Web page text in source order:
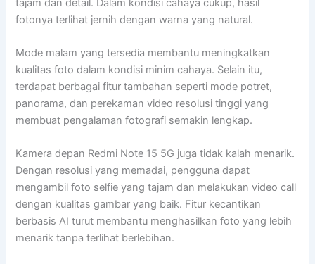
tajam dan detail. Dalam kondisi cahaya cukup, hasil
fotonya terlihat jernih dengan warna yang natural.
Mode malam yang tersedia membantu meningkatkan
kualitas foto dalam kondisi minim cahaya. Selain itu,
terdapat berbagai fitur tambahan seperti mode potret,
panorama, dan perekaman video resolusi tinggi yang
membuat pengalaman fotografi semakin lengkap.
Kamera depan Redmi Note 15 5G juga tidak kalah menarik.
Dengan resolusi yang memadai, pengguna dapat
mengambil foto selfie yang tajam dan melakukan video call
dengan kualitas gambar yang baik. Fitur kecantikan
berbasis AI turut membantu menghasilkan foto yang lebih
menarik tanpa terlihat berlebihan.